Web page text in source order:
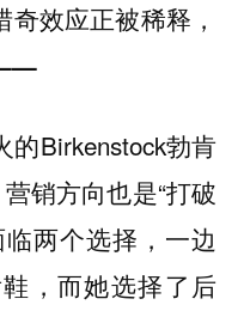
效应正被稀释，
——
的Birkenstock勃肯
销方向也是“打破
两个选择，一边
，而她选择了后